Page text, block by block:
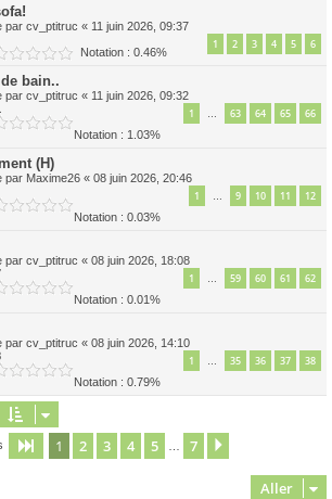
par cv_ptitruc « 11 juin 2026, 09:37
1 2 3 4 5 6
Notation : 0.46%
bain..
par cv_ptitruc « 11 juin 2026, 09:32
1 … 63 64 65 66
Notation : 1.03%
(H)
par Maxime26 « 08 juin 2026, 20:46
1 … 9 10 11 12
Notation : 0.03%
par cv_ptitruc « 08 juin 2026, 18:08
1 … 59 60 61 62
Notation : 0.01%
par cv_ptitruc « 08 juin 2026, 14:10
1 … 35 36 37 38
Notation : 0.79%
Page 1sur7
1 2 3 4 5 7
Aller